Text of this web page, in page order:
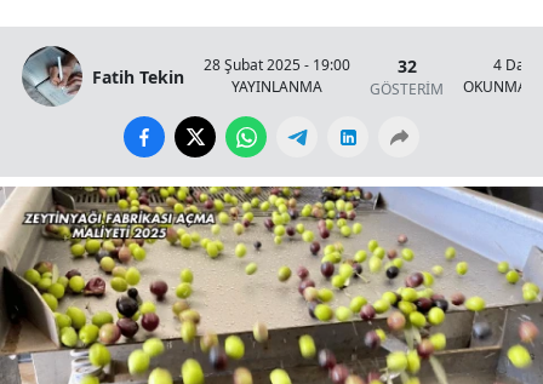
Fatih Tekin
28 Şubat 2025 - 19:00
YAYINLANMA
32
GÖSTERİM
4
OKUNMA